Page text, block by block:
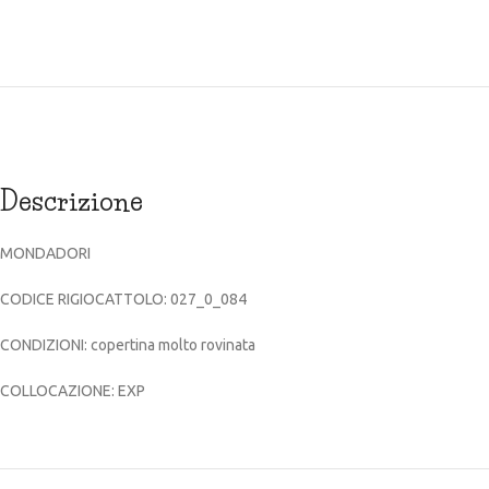
Descrizione
MONDADORI
CODICE RIGIOCATTOLO: 027_0_084
CONDIZIONI: copertina molto rovinata
COLLOCAZIONE: EXP